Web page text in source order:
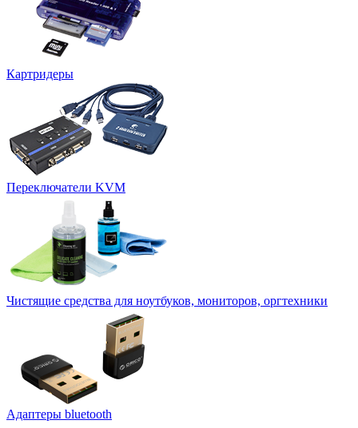
Картридеры
Переключатели KVM
Чистящие средства для ноутбуков, мониторов, оргтехники
Адаптеры bluetooth